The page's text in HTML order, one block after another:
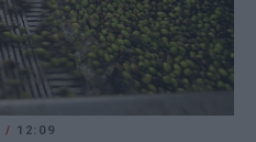
/ 12:09